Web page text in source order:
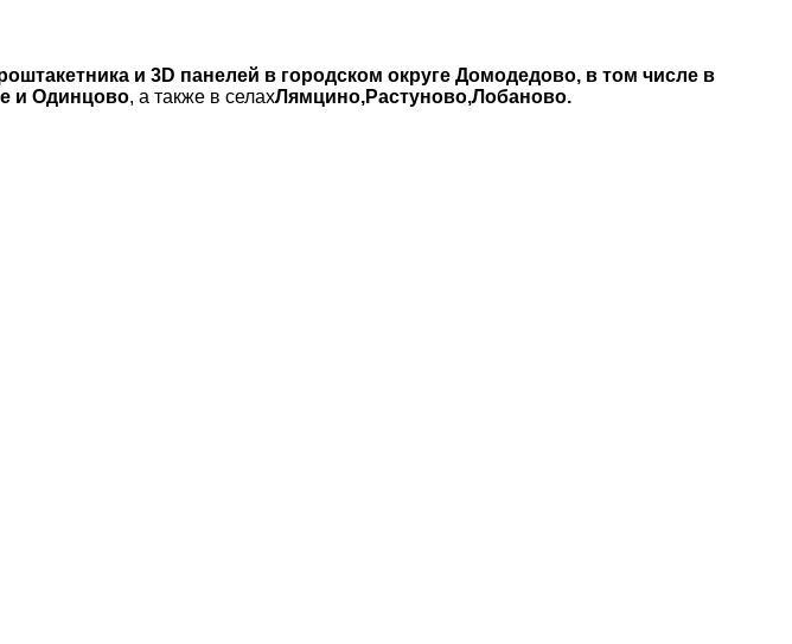
и 3D панелей в городском округе Домодедово, в том числе в
и Одинцово, а также в селахЛямцино,Растуново,Лобаново.